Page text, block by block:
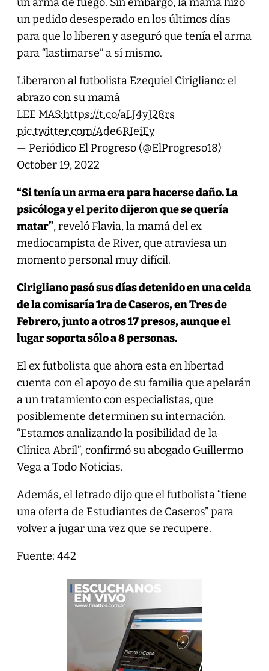
un pedido desesperado en los últimos días
para que lo liberen y aseguró que tenía el arma
para “lastimarse” a sí mismo.
Liberaron al futbolista Ezequiel Cirigliano: el
abrazo con su mamá
LEE MAS:https://t.co/aLJ4yJ28rs
pic.twitter.com/Ade6RIeiEy
— Periódico El Progreso (@ElProgreso18)
October 19, 2022
“Si tenía un arma era para hacerse daño. La
psicóloga y el perito dijeron que se quería
matar”, reveló Flavia, la mamá del ex
mediocampista de River, que atraviesa un
momento personal muy difícil.
Cirigliano pasó sus días detenido en una celda
de la comisaría 1ra de Caseros, en Tres de
Febrero, junto a otros 17 presos, aunque el
lugar soporta sólo a 8 personas.
El ex futbolista que ahora esta en libertad
cuenta con el apoyo de su familia que apelarán
a un tratamiento con especialistas, que
posiblemente determinen su internación.
“Estamos analizando la posibilidad de la
Clínica Abril”, confirmó su abogado Guillermo
Vega a Todo Noticias.
Además, el letrado dijo que el futbolista “tiene
una oferta de Estudiantes de Caseros” para
volver a jugar una vez que se recupere.
Fuente: 442